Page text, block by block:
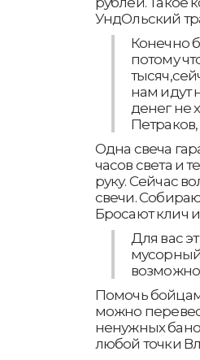
УндОльский
Конечно
потому
нам идут
денег не
Одна свеча
часов света и
руку. Сейчас
свечи.
Бросают клич и
Для вас
Помочь
можно
ненужных
любой точки